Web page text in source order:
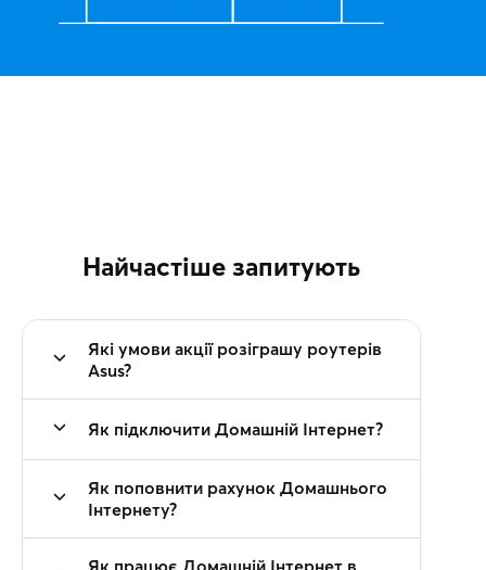
Найчастіше запитують
Які умови акції розіграшу роутерів
Asus?
Як підключити Домашній Інтернет?
Як поповнити рахунок Домашнього
Інтернету?
Як працює Домашній Інтернет в